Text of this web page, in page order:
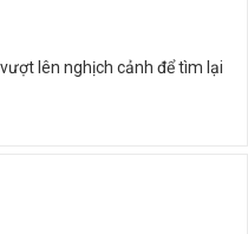
lên nghịch cảnh để tìm lại